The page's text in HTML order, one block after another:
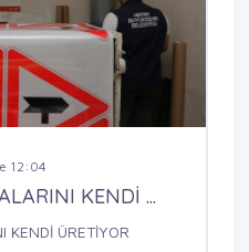
12:04
KENDİ ...
KENDİ ÜRETİYOR